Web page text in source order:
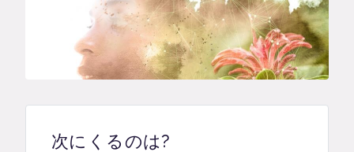
次にくるのは?